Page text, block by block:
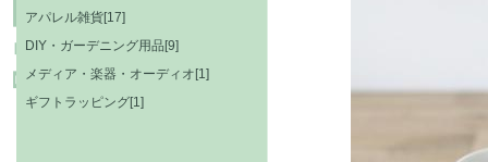
アパレル雑貨[17]
DIY・ガーデニング用品[9]
メディア・楽器・オーディオ[1]
ギフトラッピング[1]